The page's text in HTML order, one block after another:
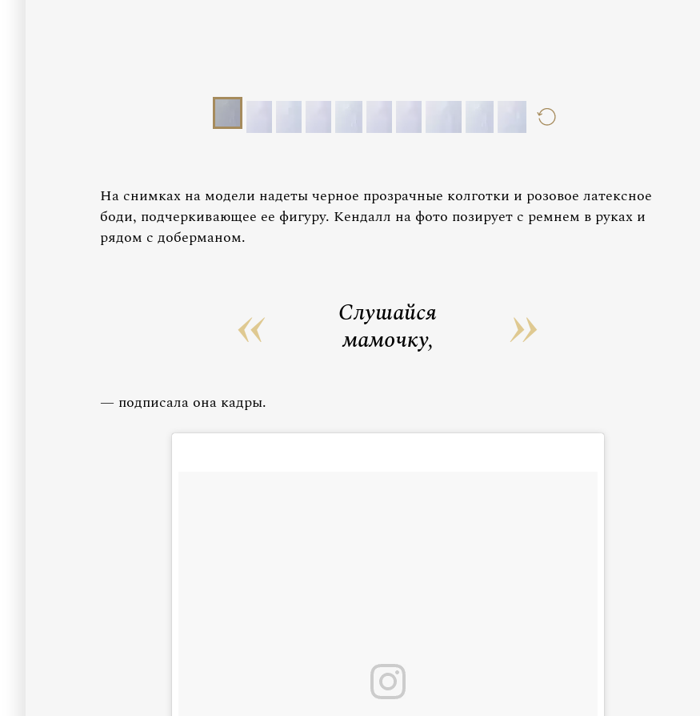
На снимках на модели надеты черное прозрачные колготки и розовое латексное
боди, подчеркивающее ее фигуру. Кендалл на фото позирует с ремнем в руках и
рядом с доберманом.
Слушайся
мамочку,
— подписала она кадры.